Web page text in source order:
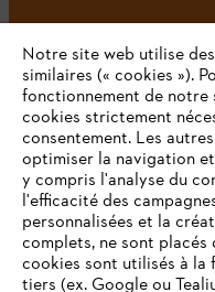
L'Entreprise
STIHL FAQ
Notre site web utilise
similaires (« cookies »).
fonctionnement de notre
cookies strictement
consentement. Les
optimiser la navigation
y compris l'analyse du
l'efficacité des
personnalisées et la
complets, ne sont
cookies sont utilisés à la
tiers (ex. Google ou